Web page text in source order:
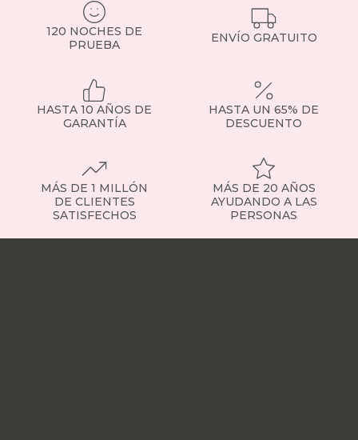
120 NOCHES DE
PRUEBA
ENVÍO GRATUITO
HASTA 10 AÑOS DE
GARANTÍA
HASTA UN 65% DE
DESCUENTO
MÁS DE 1 MILLÓN
DE CLIENTES
SATISFECHOS
MÁS DE 20 AÑOS
AYUDANDO A LAS
PERSONAS